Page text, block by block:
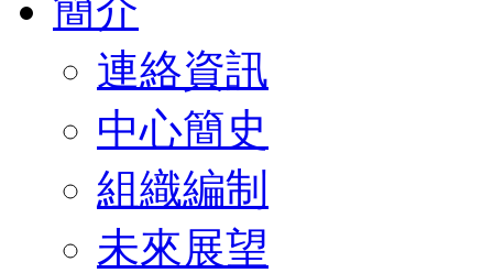
簡介
連絡資訊
中心簡史
組織編制
未來展望